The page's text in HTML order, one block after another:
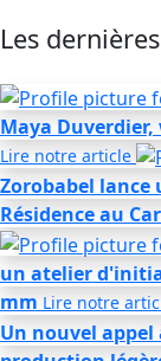
Les
Maya
Lire notre article
Zorobabel lance
Résidence au
un atelier
mm Lire notre
Un nouvel